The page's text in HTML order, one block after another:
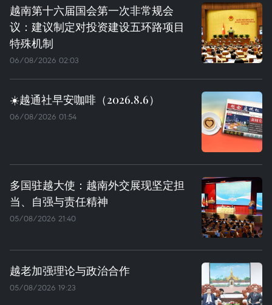
越南第十六届国会第一次非常规会
议：建议制定对投资建设五环路项目
特殊机制
06/08/2026 02:03
☀️越通社早安咖啡（2026.8.6）
06/08/2026 01:54
多国驻越大使：越南外交展现坚定担
当、自强与责任精神
05/08/2026 21:40
越老加强理论与政治合作
05/08/2026 19:23